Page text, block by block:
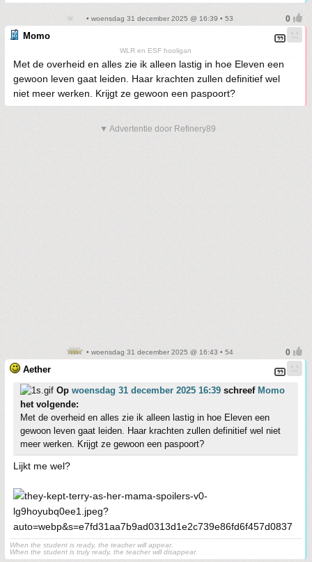
• woensdag 31 december 2025 @ 16:39 • 53
Momo
WLR en ESF hooligan
Met de overheid en alles zie ik alleen lastig in hoe Eleven een
gewoon leven gaat leiden. Haar krachten zullen definitief wel
niet meer werken. Krijgt ze gewoon een paspoort?
▼ Advertentie door Refinery89
• woensdag 31 december 2025 @ 16:43 • 54
Aether
Op woensdag 31 december 2025 16:39 schreef Momo
het volgende:
Met de overheid en alles zie ik alleen lastig in hoe Eleven een
gewoon leven gaat leiden. Haar krachten zullen definitief wel niet
meer werken. Krijgt ze gewoon een paspoort?
Lijkt me wel?
When the student is ready, the teacher will appear.
When the student is truly ready, the teacher will disappear.